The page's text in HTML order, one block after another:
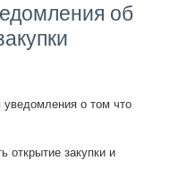
об
уведомления о том что
открытие закупки и